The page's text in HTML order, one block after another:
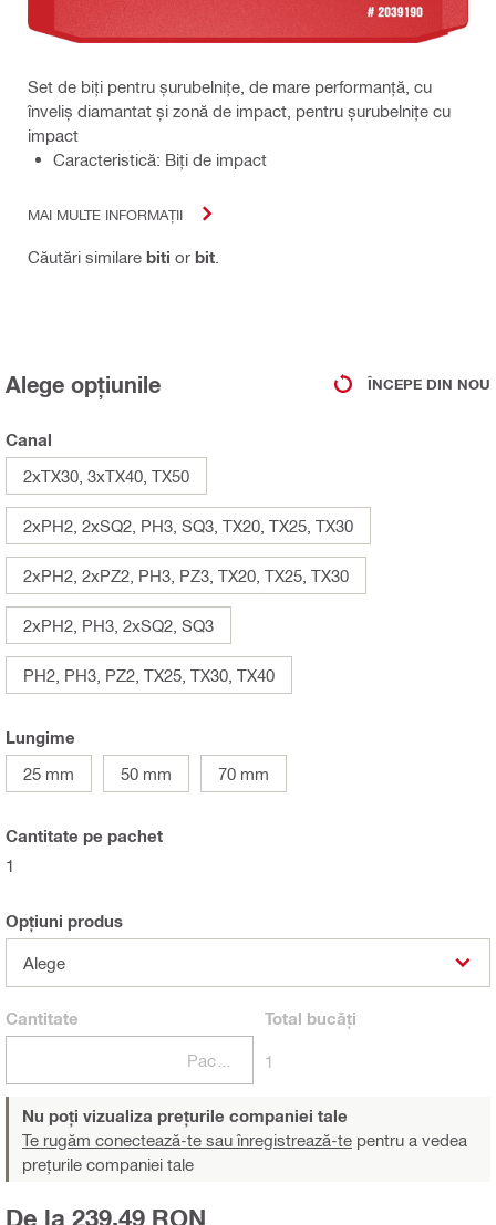
Set de biți pentru șurubelnițe, de mare performanță, cu
înveliș diamantat și zonă de impact, pentru șurubelnițe cu
impact
Caracteristică: Biți de impact
MAI MULTE INFORMAȚII
Căutări similare biti or bit
Alege opțiunile ÎNCEPE DIN NOU
Canal
2xTX30, 3xTX40, TX50
2xPH2, 2xSQ2, PH3, SQ3, TX20, TX25, TX30
2xPH2, 2xPZ2, PH3, PZ3, TX20, TX25, TX30
2xPH2, PH3, 2xSQ2, SQ3
PH2, PH3, PZ2, TX25, TX30, TX40
Lungime
25 mm
50 mm 70 mm
Cantitate pe pachet
1
Opțiuni produs
Alege
Cantitate Total bucăți
1
Nu poți vizualiza prețurile companiei tale
Te rugăm conectează-te sau înregistrează-te pentru a vedea
prețurile companiei tale
De la 239,49 RON